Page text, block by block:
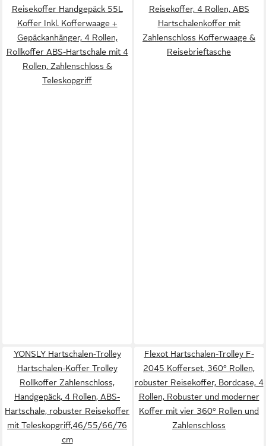
Reisekoffer Handgepäck 55L
Koffer Inkl. Kofferwaage +
Gepäckanhänger, 4 Rollen,
Rollkoffer ABS-Hartschale mit 4
Rollen, Zahlenschloss &
Teleskopgriff
Reisekoffer, 4 Rollen, ABS
Hartschalenkoffer mit
Zahlenschloss Kofferwaage &
Reisebrieftasche
YONSLY Hartschalen-Trolley
Hartschalen-Koffer Trolley
Rollkoffer Zahlenschloss,
Handgepäck, 4 Rollen, ABS-
Hartschale, robuster Reisekoffer
mit Teleskopgriff,46/55/66/76
cm
Flexot Hartschalen-Trolley F-
2045 Kofferset, 360° Rollen,
robuster Reisekoffer, Bordcase, 4
Rollen, Robuster und moderner
Koffer mit vier 360° Rollen und
Zahlenschloss